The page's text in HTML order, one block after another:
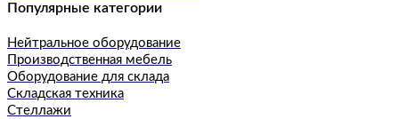
Популярные категории
Нейтральное оборудование
Производственная мебель
Оборудование для склада
Складская техника
Стеллажи